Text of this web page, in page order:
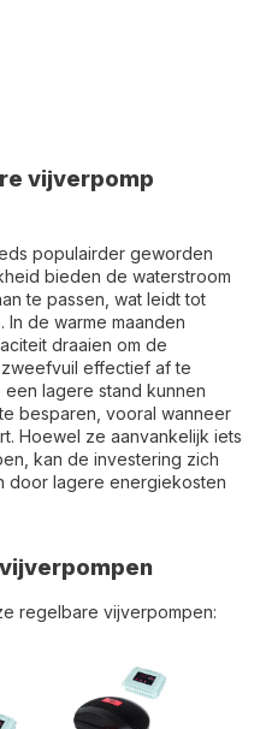
vijverpomp
populairder geworden
bieden de waterstroom
te passen, wat leidt tot
de warme maanden
draaien om de
effectief af te
lagere stand kunnen
besparen, vooral wanneer
Hoewel ze aanvankelijk iets
kan de investering zich
door lagere energiekosten
regelbare vijverpompen: